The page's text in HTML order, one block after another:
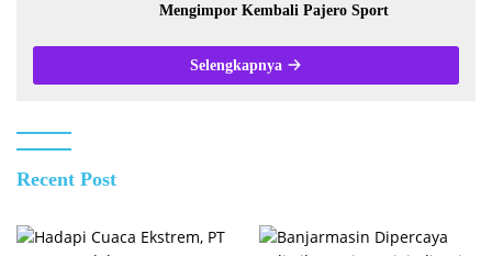
Mengimpor Kembali Pajero Sport
Selengkapnya
Recent Post